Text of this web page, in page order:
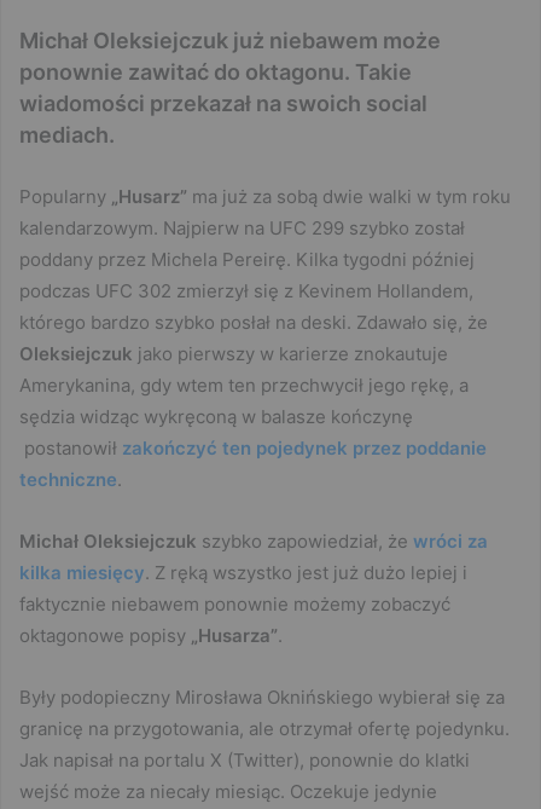
Michał Oleksiejczuk już niebawem może
ponownie zawitać do oktagonu. Takie
wiadomości przekazał na swoich social
mediach.
Popularny „Husarz” ma już za sobą dwie walki w tym roku
kalendarzowym. Najpierw na UFC 299 szybko został
poddany przez Michela Pereirę. Kilka tygodni później
podczas UFC 302 zmierzył się z Kevinem Hollandem,
którego bardzo szybko posłał na deski. Zdawało się, że
Oleksiejczuk jako pierwszy w karierze znokautuje
Amerykanina, gdy wtem ten przechwycił jego rękę, a
sędzia widząc wykręconą w balasze kończynę
postanowił zakończyć ten pojedynek przez poddanie
techniczne.
Michał Oleksiejczuk szybko zapowiedział, że wróci za
kilka miesięcy. Z ręką wszystko jest już dużo lepiej i
faktycznie niebawem ponownie możemy zobaczyć
oktagonowe popisy „Husarza”.
Były podopieczny Mirosława Oknińskiego wybierał się za
granicę na przygotowania, ale otrzymał ofertę pojedynku.
Jak napisał na portalu X (Twitter), ponownie do klatki
wejść może za niecały miesiąc. Oczekuje jedynie